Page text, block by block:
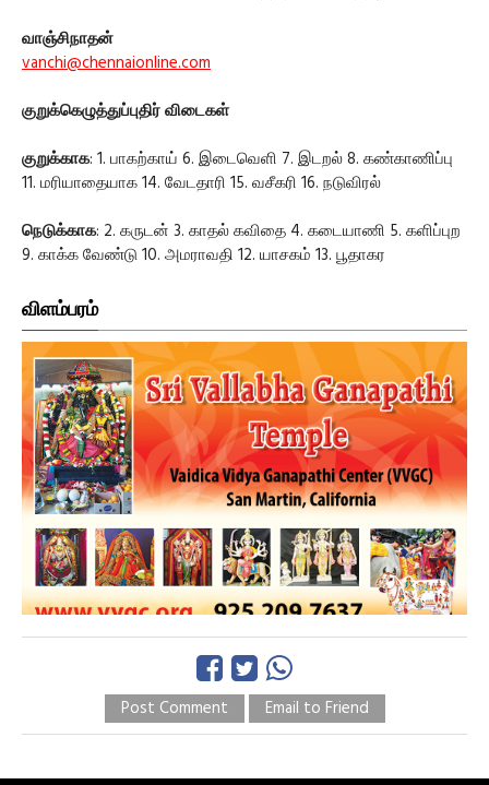
வாஞ்சிநாதன்
vanchi@chennaionline.com
குறுக்கெழுத்துப்புதிர் விடைகள்
குறுக்காக: 1. பாகற்காய் 6. இடைவெளி 7. இடறல் 8. கண்காணிப்பு
11. மரியாதையாக 14. வேடதாரி 15. வசீகரி 16. நடுவிரல்
நெடுக்காக: 2. கருடன் 3. காதல் கவிதை 4. கடையாணி 5. களிப்புற
9. காக்க வேண்டு 10. அமராவதி 12. யாசகம் 13. பூதாகர
விளம்பரம்
Post Comment Email to Friend